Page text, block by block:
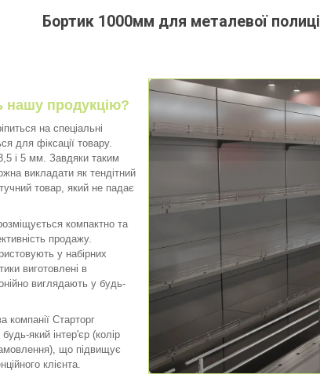
Бортик 1000мм для металевої полиці
нашу продукцію?
на спеціальні
для фіксації товару.
і 5 мм. Завдяки таким
викладати як тендітний
товар, який не падає
компактно та
продажу.
у набірних
виготовлені в
виглядають у будь-
компанії Старторг
який інтер'єр (колір
що підвищує
клієнта.